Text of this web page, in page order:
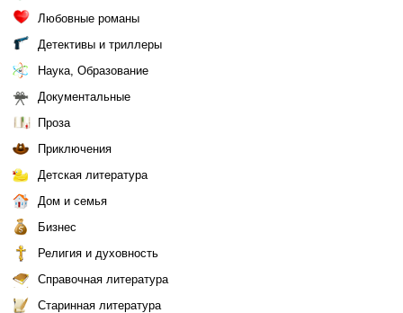
Любовные романы
Детективы и триллеры
Наука, Образование
Документальные
Проза
Приключения
Детская литература
Дом и семья
Бизнес
Религия и духовность
Справочная литература
Старинная литература